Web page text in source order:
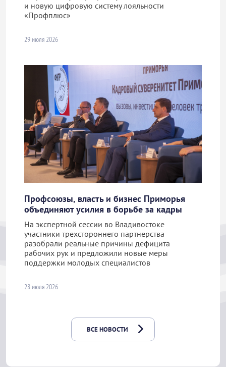
и новую цифровую систему лояльности
«Профплюс»
29 июля 2026
Профсоюзы, власть и бизнес Приморья
объединяют усилия в борьбе за кадры
На экспертной сессии во Владивостоке
участники трехстороннего партнерства
разобрали реальные причины дефицита
рабочих рук и предложили новые меры
поддержки молодых специалистов
28 июля 2026
ВСЕ НОВОСТИ